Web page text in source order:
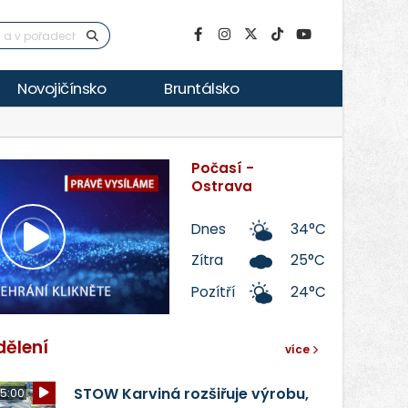
Novojičínsko Bruntálsko
Přehrát
video
Počasí -
Ostrava
Dnes
34°C
Zítra
25°C
Pozítří
24°C
více
STOW Karviná rozšiřuje výrobu,